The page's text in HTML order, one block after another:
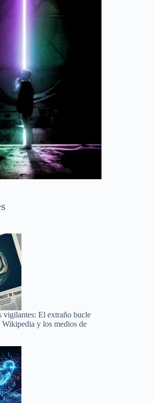
vigilantes: El extraño bucle
y los medios de